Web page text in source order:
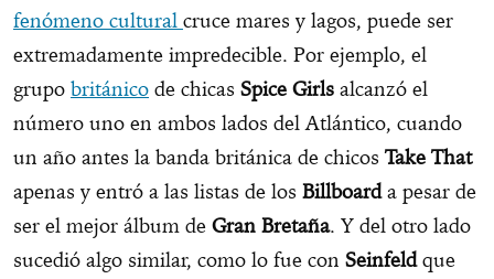
fenómeno cultural cruce mares y lagos, puede ser
extremadamente impredecible. Por ejemplo, el
grupo británico de chicas Spice Girls alcanzó el
número uno en ambos lados del Atlántico, cuando
un año antes la banda británica de chicosTake That
apenas y entró a las listas de los Billboarda pesar de
ser el mejor álbum de Gran Bretaña. Y del otro lado
sucedió algo similar, como lo fue con Seinfeldque